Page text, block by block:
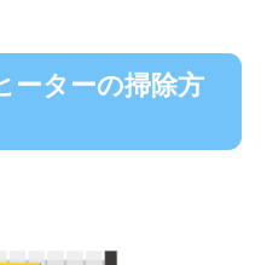
ーターの掃除方